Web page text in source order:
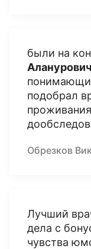
были на
подобрал
Обрезков
Лучший
дела с
чувства